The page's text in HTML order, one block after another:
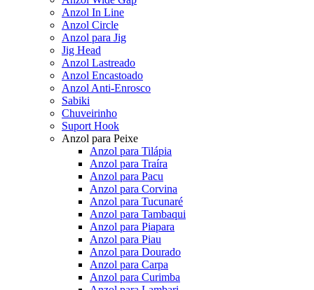
Anzol In Line
Anzol Circle
Anzol para Jig
Jig Head
Anzol Lastreado
Anzol Encastoado
Anzol Anti-Enrosco
Sabiki
Chuveirinho
Suport Hook
Anzol para Peixe
Anzol para Tilápia
Anzol para Traíra
Anzol para Pacu
Anzol para Corvina
Anzol para Tucunaré
Anzol para Tambaqui
Anzol para Piapara
Anzol para Piau
Anzol para Dourado
Anzol para Carpa
Anzol para Curimba